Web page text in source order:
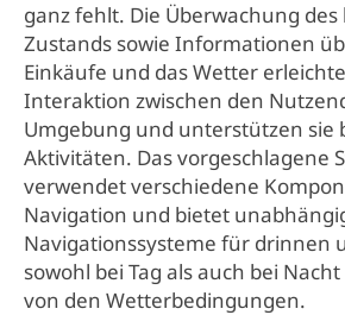
ganz fehlt. Die Überwachung
Zustands sowie Informationen
Einkäufe und das Wetter
Interaktion zwischen den
Umgebung und unterstützen sie
Aktivitäten. Das vorgeschlagene
verwendet verschiedene
Navigation und bietet
Navigationssysteme für drinnen
sowohl bei Tag als auch bei
von den Wetterbedingungen.